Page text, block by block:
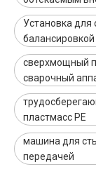
Установка для
балансировкой
сверхмощный
сварочный
пластмасс PE
машина для
передачей